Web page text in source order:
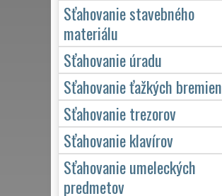
Sťahovanie stavebného
materiálu
Sťahovanie úradu
Sťahovanie ťažkých bremien
Sťahovanie trezorov
Sťahovanie klavírov
Sťahovanie umeleckých
predmetov